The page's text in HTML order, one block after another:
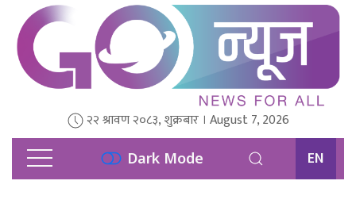
२२ श्रावण २०८३, शुक्रबार । August 7, 2026
Dark Mode EN